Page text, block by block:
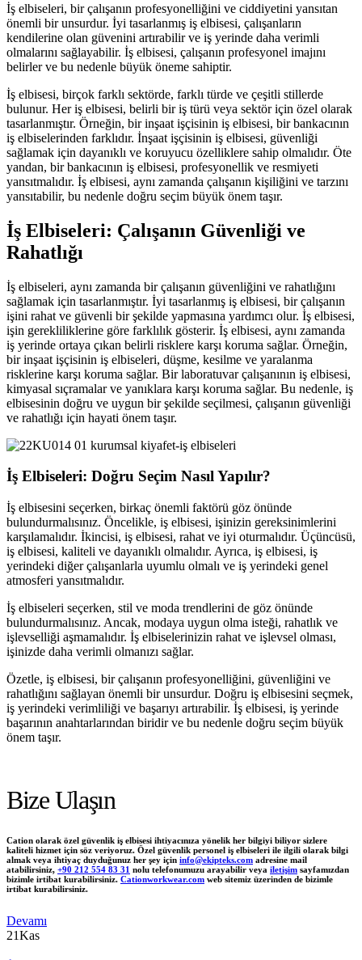
İş elbiseleri, bir çalışanın profesyonelliğini ve ciddiyetini yansıtan
önemli bir unsurdur. İyi tasarlanmış iş elbisesi, çalışanların
kendilerine olan güvenini artırabilir ve iş yerinde daha verimli
olmalarını sağlayabilir. İş elbisesi, çalışanın profesyonel imajını
belirler ve bu nedenle büyük öneme sahiptir.
İş elbisesi, birçok farklı sektörde, farklı türde ve çeşitli stillerde
bulunur. Her iş elbisesi, belirli bir iş türü veya sektör için özel olarak
tasarlanmıştır. Örneğin, bir inşaat işçisinin iş elbisesi, bir bankacının
iş elbiselerinden farklıdır. İnşaat işçisinin iş elbisesi, güvenliği
sağlamak için dayanıklı ve koruyucu özelliklere sahip olmalıdır. Öte
yandan, bir bankacının iş elbisesi, profesyonellik ve resmiyeti
yansıtmalıdır. İş elbisesi, aynı zamanda çalışanın kişiliğini ve tarzını
yansıtabilir, bu nedenle doğru seçim büyük önem taşır.
İş Elbiseleri: Çalışanın Güvenliği ve
Rahatlığı
İş elbiseleri, aynı zamanda bir çalışanın güvenliğini ve rahatlığını
sağlamak için tasarlanmıştır. İyi tasarlanmış iş elbisesi, bir çalışanın
işini rahat ve güvenli bir şekilde yapmasına yardımcı olur. İş elbisesi,
işin gerekliliklerine göre farklılık gösterir. İş elbisesi, aynı zamanda
iş yerinde ortaya çıkan belirli risklere karşı koruma sağlar. Örneğin,
bir inşaat işçisinin iş elbiseleri, düşme, kesilme ve yaralanma
risklerine karşı koruma sağlar. Bir laboratuvar çalışanının iş elbisesi,
kimyasal sıçramalar ve yanıklara karşı koruma sağlar. Bu nedenle, iş
elbisesinin doğru ve uygun bir şekilde seçilmesi, çalışanın güvenliği
ve rahatlığı için hayati önem taşır.
İş Elbiseleri: Doğru Seçim Nasıl Yapılır?
İş elbisesini seçerken, birkaç önemli faktörü göz önünde
bulundurmalısınız. Öncelikle, iş elbisesi, işinizin gereksinimlerini
karşılamalıdır. İkincisi, iş elbisesi, rahat ve iyi oturmalıdır. Üçüncüsü,
iş elbisesi, kaliteli ve dayanıklı olmalıdır. Ayrıca, iş elbisesi, iş
yerindeki diğer çalışanlarla uyumlu olmalı ve iş yerindeki genel
atmosferi yansıtmalıdır.
İş elbiseleri seçerken, stil ve moda trendlerini de göz önünde
bulundurmalısınız. Ancak, modaya uygun olma isteği, rahatlık ve
işlevselliği aşmamalıdır. İş elbiselerinizin rahat ve işlevsel olması,
işinizde daha verimli olmanızı sağlar.
Özetle, iş elbisesi, bir çalışanın profesyonelliğini, güvenliğini ve
rahatlığını sağlayan önemli bir unsurdur. Doğru iş elbisesini seçmek,
iş yerindeki verimliliği ve başarıyı artırabilir. İş elbisesi, iş yerinde
başarının anahtarlarından biridir ve bu nedenle doğru seçim büyük
önem taşır.
Bize Ulaşın
Cation olarak özel güvenlik iş elbisesi ihtiyacınıza yönelik her bilgiyi biliyor sizlere
kaliteli hizmet için söz veriyoruz. Özel güvenlik personel iş elbiseleri ile ilgili olarak bilgi
almak veya ihtiyaç duyduğunuz her şey için info@ekipteks.com adresine mail
atabilirsiniz, +90 212 554 83 31 nolu telefonumuzu arayabilir veya iletişim sayfamızdan
bizimle irtibat kurabilirsiniz. Cationworkwear.com web sitemiz üzerinden de bizimle
irtibat kurabilirsiniz.
Devamı
21Kas